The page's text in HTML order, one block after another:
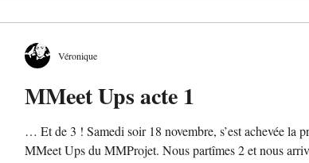
MMeet Ups acte 1
… Et de 3 ! Samedi soir 18 novembre, s’est achevée la
MMeet Ups du MMProjet. Nous partîmes 2 et nous
Véronique